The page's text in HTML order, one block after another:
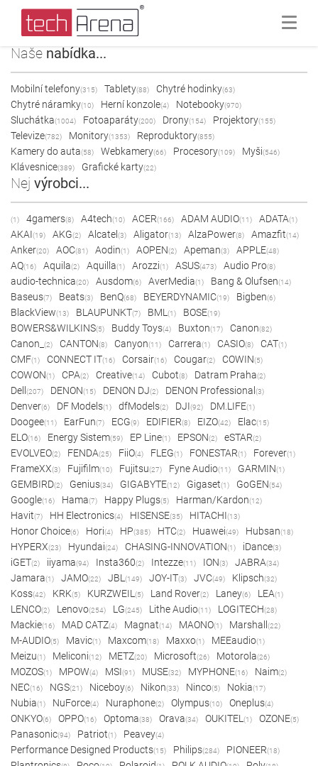
Naše nabídka...
Mobilní telefony(315) Tablety(88) Chytré hodinky(63)
Chytré náramky(10) Herní konzole(4) Notebooky(970)
Sluchátka(1004) Fotoaparáty(200) Drony(154) Projektory(155)
Televize(782) Monitory(1353) Reproduktory(855)
Kamery do auta(58) Webkamery(66) Procesory(109) Myši(546)
Klávesnice(389) Grafické karty(22)
Nej výrobci...
(1) 4gamers(8) A4tech(10) ACER(166) ADAM AUDIO(11) ADATA(1)
AKAI(19) AKG(2) Alcatel (3) Aligator(13) AlzaPower(8) Amazfit(14)
Anker(20) AOC(81) Aodin(1) AOPEN(2) Apeman(3) APPLE(48)
AQ(16) Aquila(2) Aquilla(1) Arozzi(1) ASUS(473) Audio Pro(8)
audio-technica(20) Ausdom(6) AverMedia(1) Bang & Olufsen(14)
Baseus(7) Beats(3) BenQ(68) BEYERDYNAMIC(19) Bigben(6)
BlackView(13) BLAUPUNKT(7) BML (1) BOSE(19)
BOWERS&WILKINS(5) Buddy Toys(4) Buxton(17) Canon(82)
Canon_ (2) CANTON(8) Canyon(11) Carrera(1) CASIO(8) CAT(1)
CMF(1) CONNECT IT(16) Corsair(16) Cougar(2) COWIN(5)
COWON(1) CPA(2) Creative(14) Cubot(8) Datram Praha(2)
Dell (207) DENON(15) DENON DJ(2) DENON Professional (3)
Denver(6) DF Models(1) dfModels(2) DJI(92) DM.LIFE(1)
Doogee(11) EarFun(7) ECG(9) EDIFIER(8) EIZO(42) Elac(15)
ELO(16) Energy Sistem(59) EP Line(1) EPSON(2) eSTAR(2)
EVOLVEO(2) FENDA(25) FiiO(4) FLEG(1) FONESTAR(1) Forever(1)
FrameXX(3) Fujifilm(10) Fujitsu(27) Fyne Audio(11) GARMIN(1)
GEMBIRD(2) Genius(34) GIGABYTE(12) Gigaset(1) GoGEN(54)
Google(16) Hama(7) Happy Plugs(5) Harman/Kardon(12)
Havit(7) HH Electronics(4) HISENSE(35) HITACHI(13)
Honor Choice(6) Hori(4) HP(385) HTC(2) Huawei(49) Hubsan(18)
HYPERX(23) Hyundai(24) CHASING-INNOVATION(1) iDance(3)
iGET(2) iiyama(94) Insta360(2) Intezze(11) ION(3) JABRA(34)
Jamara(1) JAMO(22) JBL (149) JOY-IT(3) JVC(49) Klipsch(32)
Koss(42) KRK(5) KURZWEIL (5) Land Rover(2) Laney(6) LEA(1)
LENCO(2) Lenovo(254) LG(245) Lithe Audio(11) LOGITECH(28)
Mackie(16) MAD CATZ(4) Magnat(14) MAONO(1) Marshall (22)
M-AUDIO(5) Mavic(1) Maxcom(18) Maxxo(1) MEEaudio(1)
Meizu(1) Meliconi(12) METZ(20) Microsoft(26) Motorola(26)
MOZOS(1) MPOW(4) MSI(91) MUSE(32) MYPHONE(16) Naim(2)
NEC(16) NGS(21) Niceboy(6) Nikon(33) Ninco(5) Nokia(17)
Nubia(1) NuForce(4) Nuraphone(2) Olympus(10) Oneplus(4)
ONKYO(6) OPPO(16) Optoma(38) Orava(34) OUKITEL (1) OZONE(5)
Panasonic(94) Patriot(1) Peavey(4)
Performance Designed Products(15) Philips(284) PIONEER(18)